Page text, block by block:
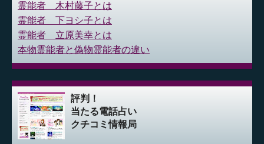
霊能者 木村藤子とは
霊能者 下ヨシ子とは
霊能者 立原美幸とは
本物霊能者と偽物霊能者の違い
評判！
当たる電話占い
クチコミ情報局